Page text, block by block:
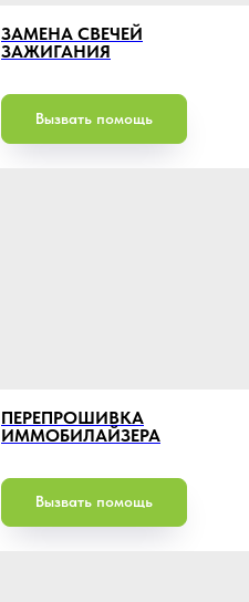
ЗАМЕНА СВЕЧЕЙ
ЗАЖИГАНИЯ
Вызвать помощь
ПЕРЕПРОШИВКА
ИММОБИЛАЙЗЕРА
Вызвать помощь